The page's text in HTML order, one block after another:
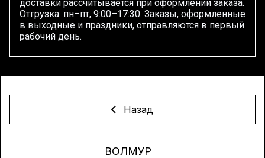
доставки рассчитывается при оформлении заказа.
Отгрузка: пн–пт, 9:00–17:30. Заказы, оформленные
в выходные и праздники, отправляются в первый
рабочий день.
Назад
ВОЛМУР